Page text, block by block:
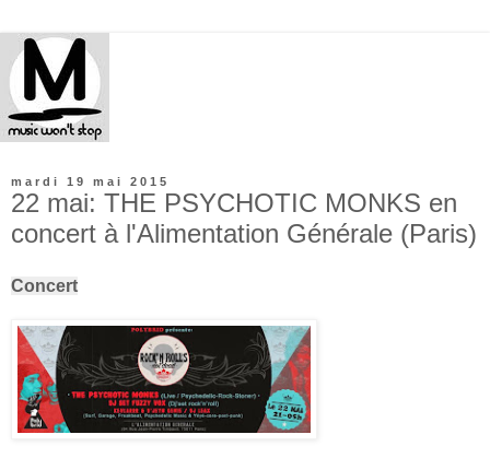
mardi 19 mai 2015
22 mai: THE PSYCHOTIC MONKS en
concert à l'Alimentation Générale (Paris)
Concert